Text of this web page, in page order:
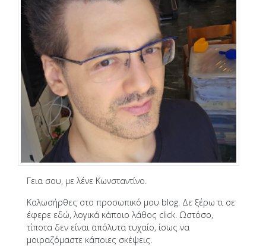
Γεια σου, με λένε Κωνσταντίνο.
Καλωσήρθες στο προσωπικό μου blog. Δε ξέρω τι σε
έφερε εδώ, λογικά κάποιο λάθος click. Ωστόσο,
τίποτα δεν είναι απόλυτα τυχαίο, ίσως να
μοιραζόμαστε κάποιες σκέψεις.